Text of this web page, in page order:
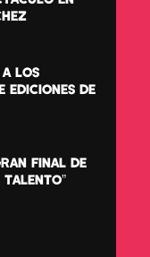
A LOS
EDICIONES DE
FINAL DE